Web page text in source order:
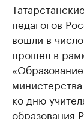
педагогов
вошли в
прошел в
ко дню
образования